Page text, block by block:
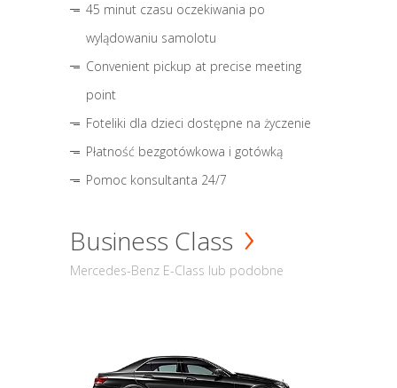
45 minut czasu oczekiwania po
wylądowaniu samolotu
Convenient pickup at precise meeting
point
Foteliki dla dzieci dostępne na życzenie
Płatność bezgotówkowa i gotówką
Pomoc konsultanta 24/7
Business Class
Mercedes-Benz E-Class lub podobne